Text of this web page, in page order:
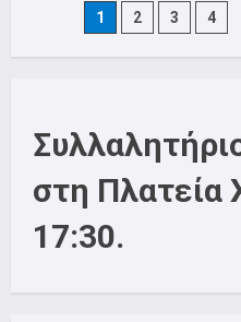
2026:
τάξης
μας-
για
Posts
pagination
1 2 3 4
στη Πλατεία
17:30.